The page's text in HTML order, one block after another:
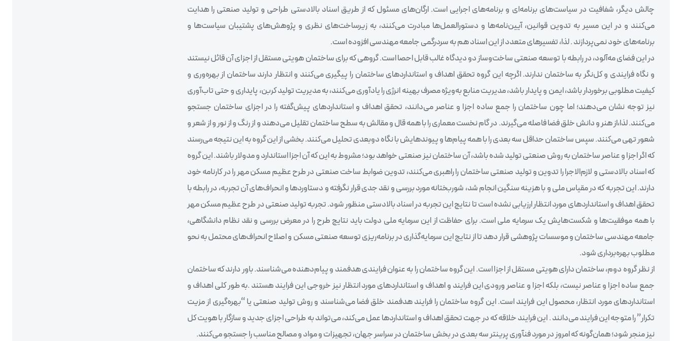
چالش دیگر، شفافیت در سیاست‌های برنامه‌ای و برنامه‌های اجرایی است. ارگان‌های مسئول که از طریق اسناد بالادستی طراحی و تولید صنعتی را هدایت
می‌کنند و در این مسیر به تدوین قوانین، آیین‌نامه‌ها و دستورالعمل‌ها مبادرت می‌کنند، به زیرساخت‌های نظری و پژوهش‌های پشتیبان سیاست‌ها و
برنامه‌های خود نمی‌پردازند . لذا، تفسیر‌های متعدد از این اسناد هم به سردرگمی جامعه مهندسی افزوده است.
در این فضای مه‌آلود، در رابطه با توسعه صنعتی ساخت‌وساز دو دیدگاه غالب قابل احصا است. گروهی که برای ساختمان هویتی مستقل از اجزای آن قائل نیستند
و نگاه فرایندی و کل‌نگر به ساختمان ندارند. اگرچه این گروه تحقق اهداف و استانداردهای ساختمان را پیگیری می‌کنند و انتظار دارند ساختمان از بهره‌وری و
کیفیت مطلوبی برخوردار باشد، ایمن و پایدار باشد، مدیریت منابع به‌ویژه مصرف بهینه انرژی را یادآوری می‌کنند، به مدیریت تولید کربن، پایداری و حتی تاب‌آوری
نیز توجه نشان می‌دهند؛ اما چون ساختمان را جمع ساده اجزا و عناصر می‌دانند، تحقق اهداف و استانداردهای پیش‌گفته را در اجزای ساختمان جستجو
می‌کنند. لذا،از هنر و دانش خلق فضا فاصله می‌گیرند. در گام نخست معماری را با همه قال و مقالش به سطح ساختمان تقلیل می‌دهند و از رنگ و از نور و از شعر و
شعور تهی می‌کنند. سپس ساختمان حداقل سه بعدی را با همه پیام‌ها و پیوندهایش با نگاه دوبعدی تحلیل می‌کنند. بخشی از این گروه به این نتیجه می‌رسند
که اگر اجزا و عناصر ساختمان به روش صنعتی تولید شده باشد، آن ساختمان نیز صنعتی خواهد بود؛ مشروط به این که آن اجزا استاندارد و مدولار باشند. این گروه
که اسناد بالادستی و لازم‌الاجرا را تدوین و تولید صنعتی ساختمان را راهبری می‌کنند، تدوین ضوابط ساخت صنعتی در طرح عظیم مسکن مهر را در کارنامه خود
دارند. این تجربه که در مقیاس ملی و با هزینه سنگین انجام شد، شوربختانه مورد بررسی و نقد جدی قرار نگرفته و دستاوردها و انحراف‌های آن تجربه، در رابطه با
تحقق اهداف و استانداردهای مورد انتظار ارزیابی نشده است تا نتایج این تجربه در اسناد بالادستی منظور شود. تجربه تولید صنعتی در طرح عظیم مسکن مهر
با همه موفقیت‌ها و شکست‌هایش یک سرمایه ملی است. برای حفاظت از این سرمایه ملی دولت باید نتایج طرح را در معرض بررسی و نقد نظام دانشگاهی،
جامعه مهندسی ساختمان و موسسات پژوهشی قرار دهد تا از نتایج این سرمایه‌گذاری در برنامه‌ریزی توسعه صنعتی مسکن و اصلاح انحراف‌های محتمل به نحو
مطلوب بهره‌برداری شود.
از نظر گروه دوم، ساختمان دارای هویتی مستقل از اجزا است. این گروه ساختمان را به عنوان فرایندی هدفمند و پیام‌دهنده می‌شناسند. باور دارند که ساختمان
جمع ساده اجزا و عناصر نیست، بلکه اجزا و عناصر ورودی این فرایند و اهداف و استاندارد‌های مورد انتظار نیز خروجی این فرایند هستند .به طور کلی اهداف و
استاندارد‌های مورد انتظار، محصول این فرایند است. این گروه ساختمان را فرایند هدفمند خلق فضا می‌شناسند و روش تولید صنعتی یا “بهره‌گیری از مزیت
تکرار” را متوجه این فرایند می‌دانند . این فرایند خلاقه که در جهت تحقق اهداف و استاندارد‌ها عمل می‌کند، می‌تواند به طراحی اجزای جدید و سازگار با هویت کل
نیز منجر شود؛ همان‌گونه که امروز در مورد فنآوری پرینتر سه بعدی در بخش ساختمان در سراسر جهان، تجهیزات و مواد و مصالح مناسب را جستجو می‌کنند.